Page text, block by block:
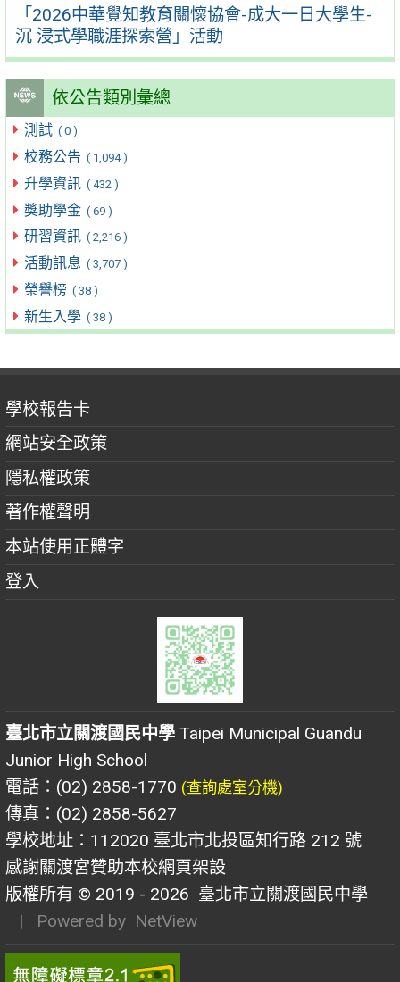
「2026中華覺知教育關懷協會-成大一日大學生-
沉 浸式學職涯探索營」活動
依公告類別彙總
測試 ( 0 )
校務公告 ( 1,094 )
升學資訊 ( 432 )
獎助學金 ( 69 )
研習資訊 ( 2,216 )
活動訊息 ( 3,707 )
榮譽榜 ( 38 )
新生入學 ( 38 )
學校報告卡
網站安全政策
隱私權政策
著作權聲明
本站使用正體字
登入
臺北市立關渡國民中學 Taipei Municipal Guandu
Junior High School
電話：(02) 2858-1770 (查詢處室分機)
傳真：(02) 2858-5627
學校地址：112020 臺北市北投區知行路 212 號
感謝關渡宮贊助本校網頁架設
版權所有 © 2019 - 2026 臺北市立關渡國民中學
| Powered by NetView